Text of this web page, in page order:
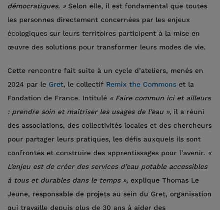
démocratiques. »Selon elle, il est fondamental que toutes
les personnes directement concernées par les enjeux
écologiques sur leurs territoires participent à la mise en
œuvre des solutions pour transformer leurs modes de vie.
Cette rencontre fait suite à un cycle d’ateliers, menés en
2024 par le Gret, le collectif Remix the Commons et la
Fondation de France. Intitulé « Faire commun ici et ailleurs
: prendre soin et maîtriser les usages de l’eau », il a réuni
des associations, des collectivités locales et des chercheurs
pour partager leurs pratiques, les défis auxquels ils sont
confrontés et construire des apprentissages pour l’avenir. «
L’enjeu est de créer des services d’eau potable accessibles
à tous et durables dans le temps », explique Thomas Le
Jeune, responsable de projets au sein du Gret, organisation
qui travaille depuis plus de 30 ans à aider des